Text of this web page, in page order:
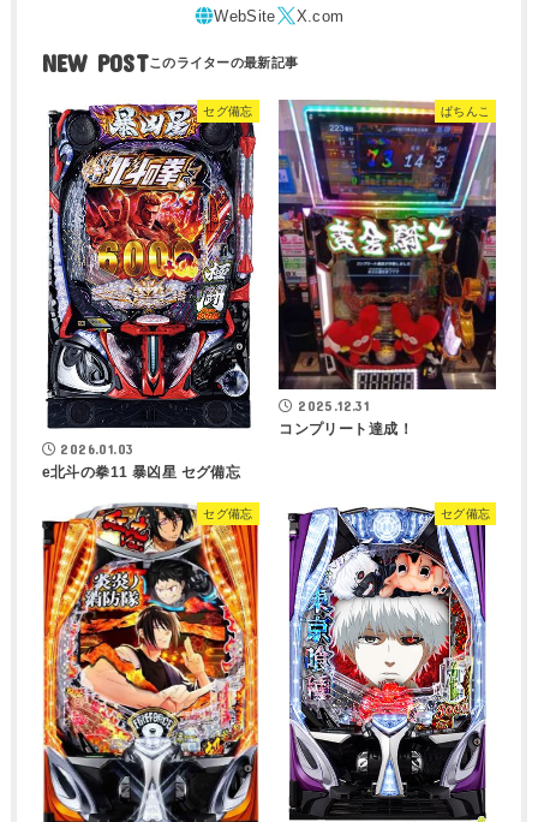
NEW POST
セグ備忘
2026.01.03
e北斗の拳11 暴凶星 セグ備忘
ぱちんこ
2025.12.31
コンプリート達成！
セグ備忘 セグ備忘